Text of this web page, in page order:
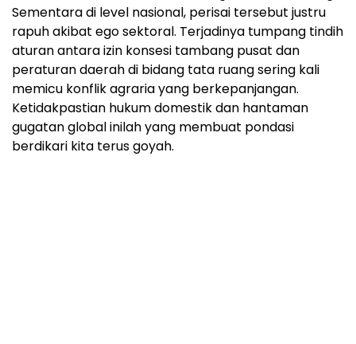
Sementara di level nasional, perisai tersebut justru
rapuh akibat ego sektoral. Terjadinya tumpang tindih
aturan antara izin konsesi tambang pusat dan
peraturan daerah di bidang tata ruang sering kali
memicu konflik agraria yang berkepanjangan.
Ketidakpastian hukum domestik dan hantaman
gugatan global inilah yang membuat pondasi
berdikari kita terus goyah.